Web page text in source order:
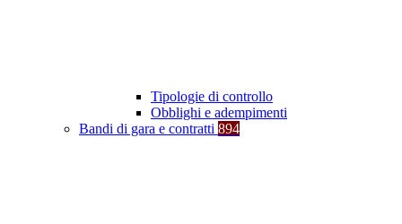
Tipologie di controllo
Obblighi e adempimenti
Bandi di gara e contratti 894